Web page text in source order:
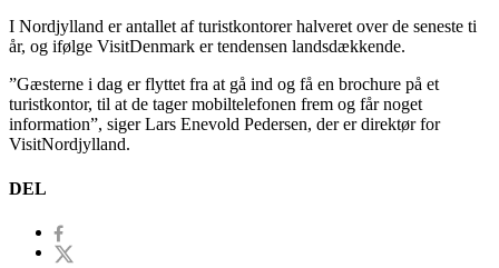
I Nordjylland er antallet af turistkontorer halveret over de seneste ti
år, og ifølge VisitDenmark er tendensen landsdækkende.
”Gæsterne i dag er flyttet fra at gå ind og få en brochure på et
turistkontor, til at de tager mobiltelefonen frem og får noget
information”, siger Lars Enevold Pedersen, der er direktør for
VisitNordjylland.
DEL